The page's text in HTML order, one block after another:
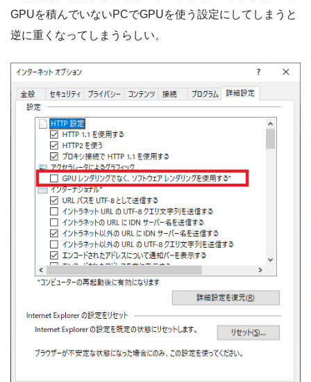
GPUを積んでいないPCでGPUを使う設定にしてしまうと
逆に重くなってしまうらしい。